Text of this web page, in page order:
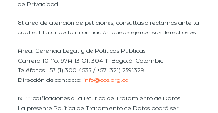
de Privacidad.
El área de atención de peticiones, consultas o reclamos ante la
cual el titular de la información puede ejercer sus derechos es:
Área: Gerencia Legal y de Políticas Públicas
Carrera 10 No. 97A-13 Of. 304 T1 Bogotá-Colombia
Teléfonos +57 (1) 300 4537 / +57 (321) 2591329
Dirección de contacto: info@cce.org.co
ix. Modificaciones a la Política de Tratamiento de Datos
La presente Política de Tratamiento de Datos podrá ser